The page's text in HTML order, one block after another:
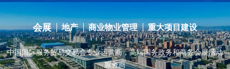
会展 地产 商业物业管理 重大项目建设
中国国际服务贸易交易会专业运营商，高端国务政务和商务会展活动
服务商